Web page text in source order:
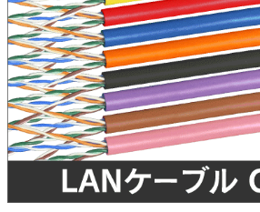
エアコン・換気扇・空調資材
太陽光発電ケーブル・コネクタ・関連資
材/機器
電源ケーブル／コネクタ／分電盤／ブレ
ーカ
照明・照明器具
電源タップ・延長コード
スイッチ・コンセント（配線器具）
太陽光発電工事
ホテル・病院向け